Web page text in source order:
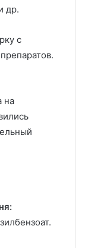
др.
с
на